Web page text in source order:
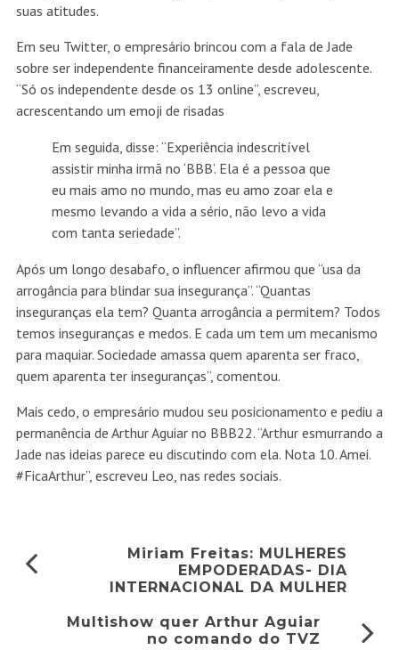
suas atitudes.
Em seu Twitter, o empresário brincou com a fala de Jade
sobre ser independente financeiramente desde adolescente.
“Só os independente desde os 13 online”, escreveu,
acrescentando um emoji de risadas
Em seguida, disse: “Experiência indescritível
assistir minha irmã no ‘BBB’. Ela é a pessoa que
eu mais amo no mundo, mas eu amo zoar ela e
mesmo levando a vida a sério, não levo a vida
com tanta seriedade”.
Após um longo desabafo, o influencer afirmou que “usa da
arrogância para blindar sua insegurança”. “Quantas
inseguranças ela tem? Quanta arrogância a permitem? Todos
temos inseguranças e medos. E cada um tem um mecanismo
para maquiar. Sociedade amassa quem aparenta ser fraco,
quem aparenta ter inseguranças”, comentou.
Mais cedo, o empresário mudou seu posicionamento e pediu a
permanência de Arthur Aguiar no BBB22. “Arthur esmurrando a
Jade nas ideias parece eu discutindo com ela. Nota 10. Amei.
#FicaArthur”, escreveu Leo, nas redes sociais.
Miriam Freitas: MULHERES
EMPODERADAS- DIA
INTERNACIONAL DA MULHER
Multishow quer Arthur Aguiar
no comando do TVZ